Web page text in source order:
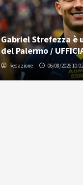
Gabriel Strefezza è
del Palermo /
Redazione 06/08/2026 10:02